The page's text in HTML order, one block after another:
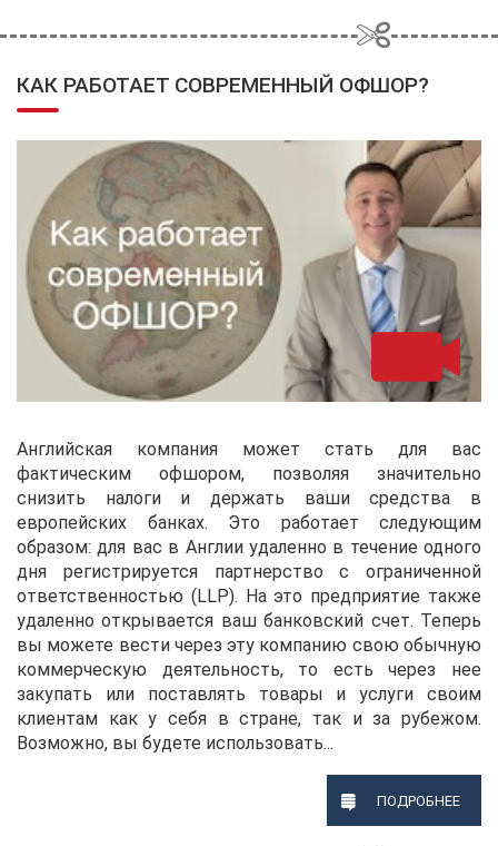
КАК РАБОТАЕТ СОВРЕМЕННЫЙ ОФШОР?
Английская компания может стать для вас
фактическим офшором, позволяя значительно
снизить налоги и держать ваши средства в
европейских банках. Это работает следующим
образом: для вас в Англии удаленно в течение одного
дня регистрируется партнерство с ограниченной
ответственностью (LLP). На это предприятие также
удаленно открывается ваш банковский счет. Теперь
вы можете вести через эту компанию свою обычную
коммерческую деятельность, то есть через нее
закупать или поставлять товары и услуги своим
клиентам как у себя в стране, так и за рубежом.
Возможно, вы будете использовать...
ПОДРОБНЕЕ